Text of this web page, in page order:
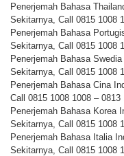
Penerjemah Bahasa
Sekitarnya, Call 0815 1008
Penerjemah Bahasa
Sekitarnya, Call 0815 1008
Penerjemah Bahasa
Sekitarnya, Call 0815 1008
Penerjemah Bahasa Cina
Call 0815 1008 1008 – 0813
Penerjemah Bahasa Korea
Sekitarnya, Call 0815 1008
Penerjemah Bahasa Italia
Sekitarnya, Call 0815 1008